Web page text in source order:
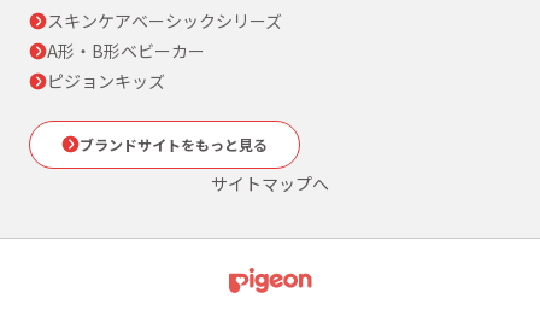
スキンケアベーシックシリーズ
A形・B形ベビーカー
ピジョンキッズ
ブランドサイトをもっと見る
サイトマップへ